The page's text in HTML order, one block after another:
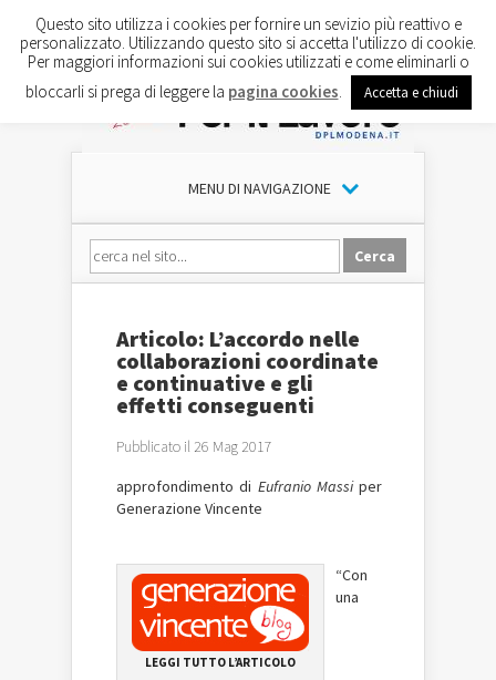
MENU DI NAVIGAZIONE
Articolo: L’accordo nelle
collaborazioni coordinate
e continuative e gli
effetti conseguenti
Pubblicato il 26 Mag 2017
approfondimento di Eufranio Massiper
Generazione Vincente
LEGGI TUTTO L’ARTICOLO
“Con
una
Questo sito utilizza i cookies per fornire un sevizio più reattivo e
personalizzato. Utilizzando questo sito si accetta l'utilizzo di cookie.
Per maggiori informazioni sui cookies utilizzati e come eliminarli o
bloccarli si prega di leggere la pagina cookies Accetta e chiudi